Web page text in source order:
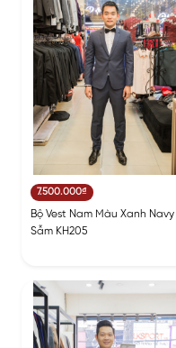
7.500.000₫
Bộ Vest Nam Màu Xanh Navy
Sẫm KH205